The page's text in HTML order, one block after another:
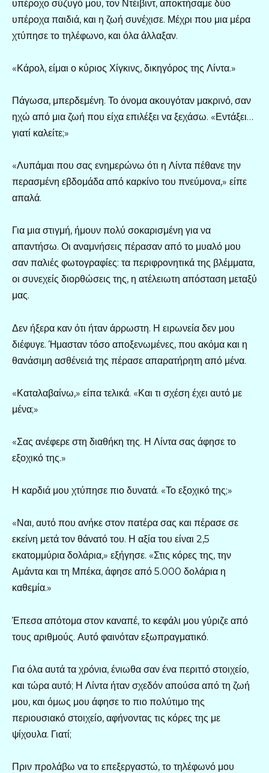
υπέροχο σύζυγό μου, τον Ντέιβιντ, αποκτήσαμε δύο
υπέροχα παιδιά, και η ζωή συνέχισε. Μέχρι που μια μέρα
χτύπησε το τηλέφωνο, και όλα άλλαξαν.
«Κάρολ, είμαι ο κύριος Χίγκινς, δικηγόρος της Λίντα.»
Πάγωσα, μπερδεμένη. Το όνομα ακουγόταν μακρινό, σαν
ηχώ από μια ζωή που είχα επιλέξει να ξεχάσω. «Εντάξει…
γιατί καλείτε;»
«Λυπάμαι που σας ενημερώνω ότι η Λίντα πέθανε την
περασμένη εβδομάδα από καρκίνο του πνεύμονα,» είπε
απαλά.
Για μια στιγμή, ήμουν πολύ σοκαρισμένη για να
απαντήσω. Οι αναμνήσεις πέρασαν από το μυαλό μου
σαν παλιές φωτογραφίες: τα περιφρονητικά της βλέμματα,
οι συνεχείς διορθώσεις της, η ατέλειωτη απόσταση μεταξύ
μας.
Δεν ήξερα καν ότι ήταν άρρωστη. Η ειρωνεία δεν μου
διέφυγε. Ήμασταν τόσο αποξενωμένες, που ακόμα και η
θανάσιμη ασθένειά της πέρασε απαρατήρητη από μένα.
«Καταλαβαίνω,» είπα τελικά. «Και τι σχέση έχει αυτό με
μένα;»
«Σας ανέφερε στη διαθήκη της. Η Λίντα σας άφησε το
εξοχικό της.»
Η καρδιά μου χτύπησε πιο δυνατά. «Το εξοχικό της;»
«Ναι, αυτό που ανήκε στον πατέρα σας και πέρασε σε
εκείνη μετά τον θάνατό του. Η αξία του είναι 2,5
εκατομμύρια δολάρια,» εξήγησε. «Στις κόρες της, την
Αμάντα και τη Μπέκα, άφησε από 5.000 δολάρια η
καθεμία.»
Έπεσα απότομα στον καναπέ, το κεφάλι μου γύριζε από
τους αριθμούς. Αυτό φαινόταν εξωπραγματικό.
Για όλα αυτά τα χρόνια, ένιωθα σαν ένα περιττό στοιχείο,
και τώρα αυτό; Η Λίντα ήταν σχεδόν απούσα από τη ζωή
μου, και όμως μου άφησε το πιο πολύτιμο της
περιουσιακό στοιχείο, αφήνοντας τις κόρες της με
ψίχουλα. Γιατί;
Πριν προλάβω να το επεξεργαστώ, το τηλέφωνό μου